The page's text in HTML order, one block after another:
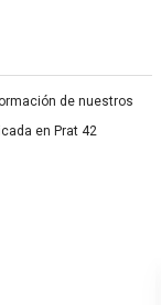
de nuestros
en Prat 42